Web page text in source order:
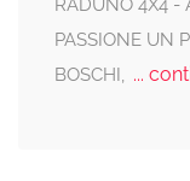
RADUNO 4X4 -
PASSIONE UN
BOSCHI, ...